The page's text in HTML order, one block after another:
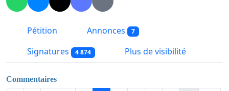
Pétition Annonces 7
Signatures 4 874 Plus de visibilité
Commentaires